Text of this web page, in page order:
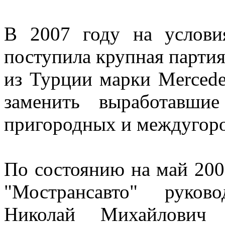
В 2007 году на
поступила крупная
из Турции марки
заменить
пригородных и
По состоянию на май
"Мострансавто"
Николай Михайлович